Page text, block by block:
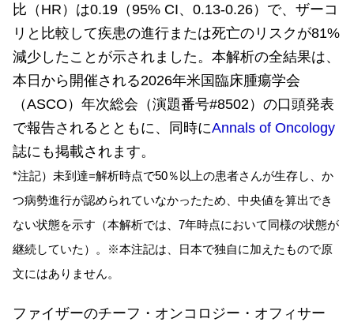
比（HR）は0.19（95% CI、0.13-0.26）で、ザーコ
リと比較して疾患の進行または死亡のリスクが81%
減少したことが示されました。本解析の全結果は、
本日から開催される2026年米国臨床腫瘍学会
（ASCO）年次総会（演題番号#8502）の口頭発表
で報告されるとともに、同時にAnnals of Oncology
誌にも掲載されます。
*注記）未到達=解析時点で50％以上の患者さんが生存し、か
つ病勢進行が認められていなかったため、中央値を算出でき
ない状態を示す（本解析では、7年時点において同様の状態が
継続していた）。※本注記は、日本で独自に加えたもので原
文にはありません。
ファイザーのチーフ・オンコロジー・オフィサー